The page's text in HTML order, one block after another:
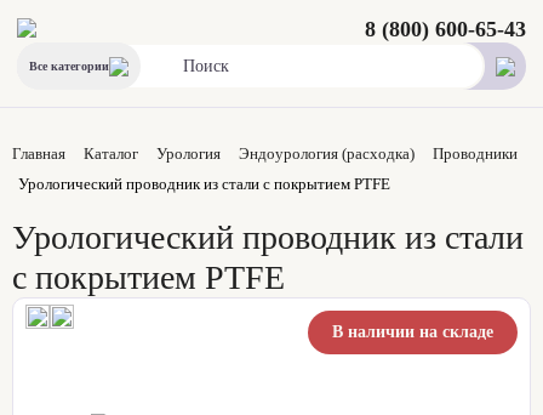
Все категории
8 (800) 600-65-43
Главная Каталог Урология Эндоурология (расходка)
Проводники
Урологический проводник из стали с покрытием PTFE
Урологический проводник из стали
с покрытием PTFE
В наличии на складе